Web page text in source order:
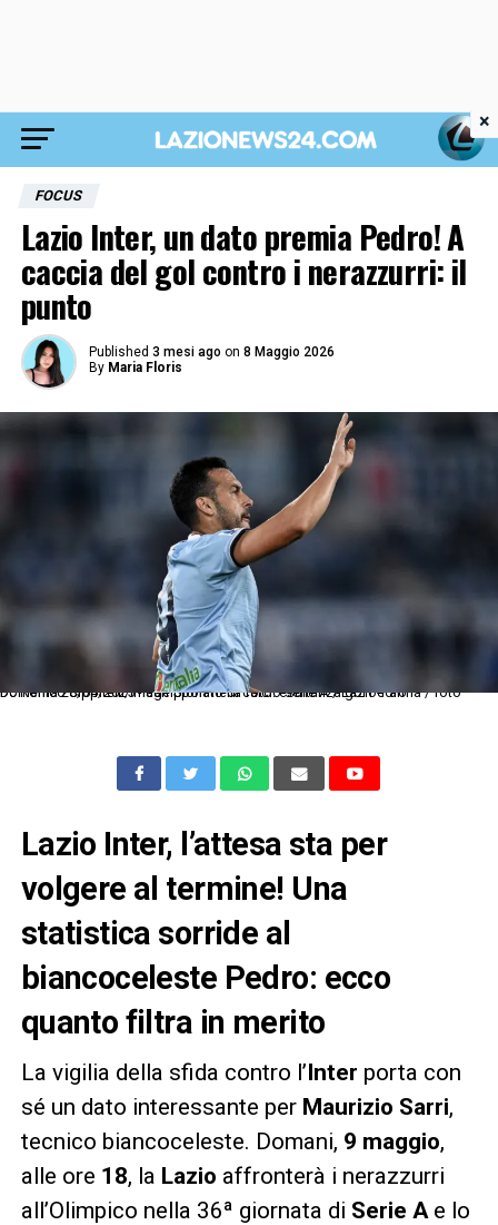
FOCUS
Lazio Inter, un dato premia Pedro! A
caccia del gol contro i nerazzurri: il
punto
Published 3 mesi ago on 8 Maggio 2026
By Maria Floris
Dc Roma 28/04/2025 - campionato di calcio serie A / Lazio-Parma / foto Domenico Cippitelli/Image Sport nella foto: esultanza gol Pedro
Lazio Inter, l’attesa sta per
volgere al termine! Una
statistica sorride al
biancoceleste Pedro: ecco
quanto filtra in merito
La vigilia della sfida contro l’Inter porta con
sé un dato interessante per Maurizio Sarri,
tecnico biancoceleste. Domani, 9 maggio,
alle ore 18, la Lazio affronterà i nerazzurri
all’Olimpico nella 36ª giornata di Serie Ae lo
×